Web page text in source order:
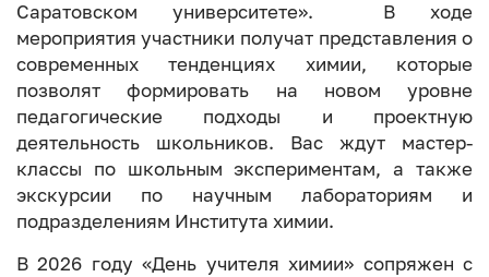
Саратовском университете». В ходе
мероприятия участники получат представления о
современных тенденциях химии, которые
позволят формировать на новом уровне
педагогические подходы и проектную
деятельность школьников. Вас ждут мастер-
классы по школьным экспериментам, а также
экскурсии по научным лабораториям и
подразделениям Института химии.
В 2026 году «День учителя химии» сопряжен с